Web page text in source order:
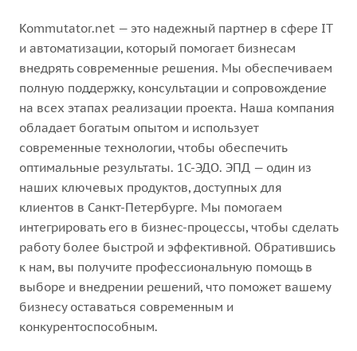
Kommutator.net — это надежный партнер в сфере IT
и автоматизации, который помогает бизнесам
внедрять современные решения. Мы обеспечиваем
полную поддержку, консультации и сопровождение
на всех этапах реализации проекта. Наша компания
обладает богатым опытом и использует
современные технологии, чтобы обеспечить
оптимальные результаты. 1С-ЭДО. ЭПД — один из
наших ключевых продуктов, доступных для
клиентов в Санкт-Петербурге. Мы помогаем
интегрировать его в бизнес-процессы, чтобы сделать
работу более быстрой и эффективной. Обратившись
к нам, вы получите профессиональную помощь в
выборе и внедрении решений, что поможет вашему
бизнесу оставаться современным и
конкурентоспособным.